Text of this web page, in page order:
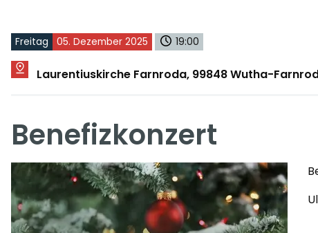
Freitag 05. Dezember 2025 19:00
Laurentiuskirche Farnroda, 99848 Wutha-
Benefizkonzert